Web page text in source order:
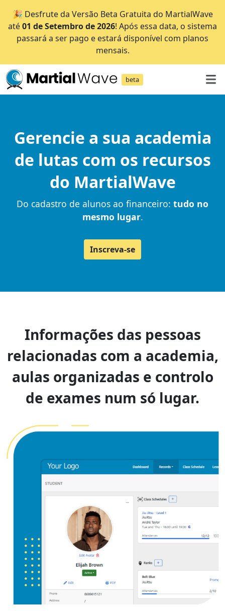
🎉 Desfrute da Versão Beta Gratuita do MartialWave
até01 de Setembro de 2026! Após essa data, o sistema
passará a ser pago e estará disponível com planos
mensais.
beta
Gerencie a sua academia
de lutas com os recursos
do MartialWave
Do cadastro de alunos ao financeiro: tudo no
mesmo lugar.
Inscreva-se
Informações das pessoas
relacionadas com a academia,
aulas organizadas e controlo
de exames num só lugar.